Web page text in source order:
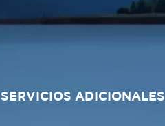
SERVICIOS ADICIONALES